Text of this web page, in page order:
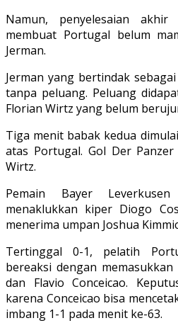
Namun, penyelesaian
membuat Portugal belum
Jerman.
Jerman yang bertindak
tanpa peluang. Peluang
Florian Wirtz yang belum
Tiga menit babak kedua
atas Portugal. Gol Der
Wirtz.
Pemain Bayer
menaklukkan kiper Diogo
menerima umpan Joshua
Tertinggal 0-1, pelatih
bereaksi dengan
dan Flavio Conceicao.
karena Conceicao bisa
imbang 1-1 pada menit ke-63.